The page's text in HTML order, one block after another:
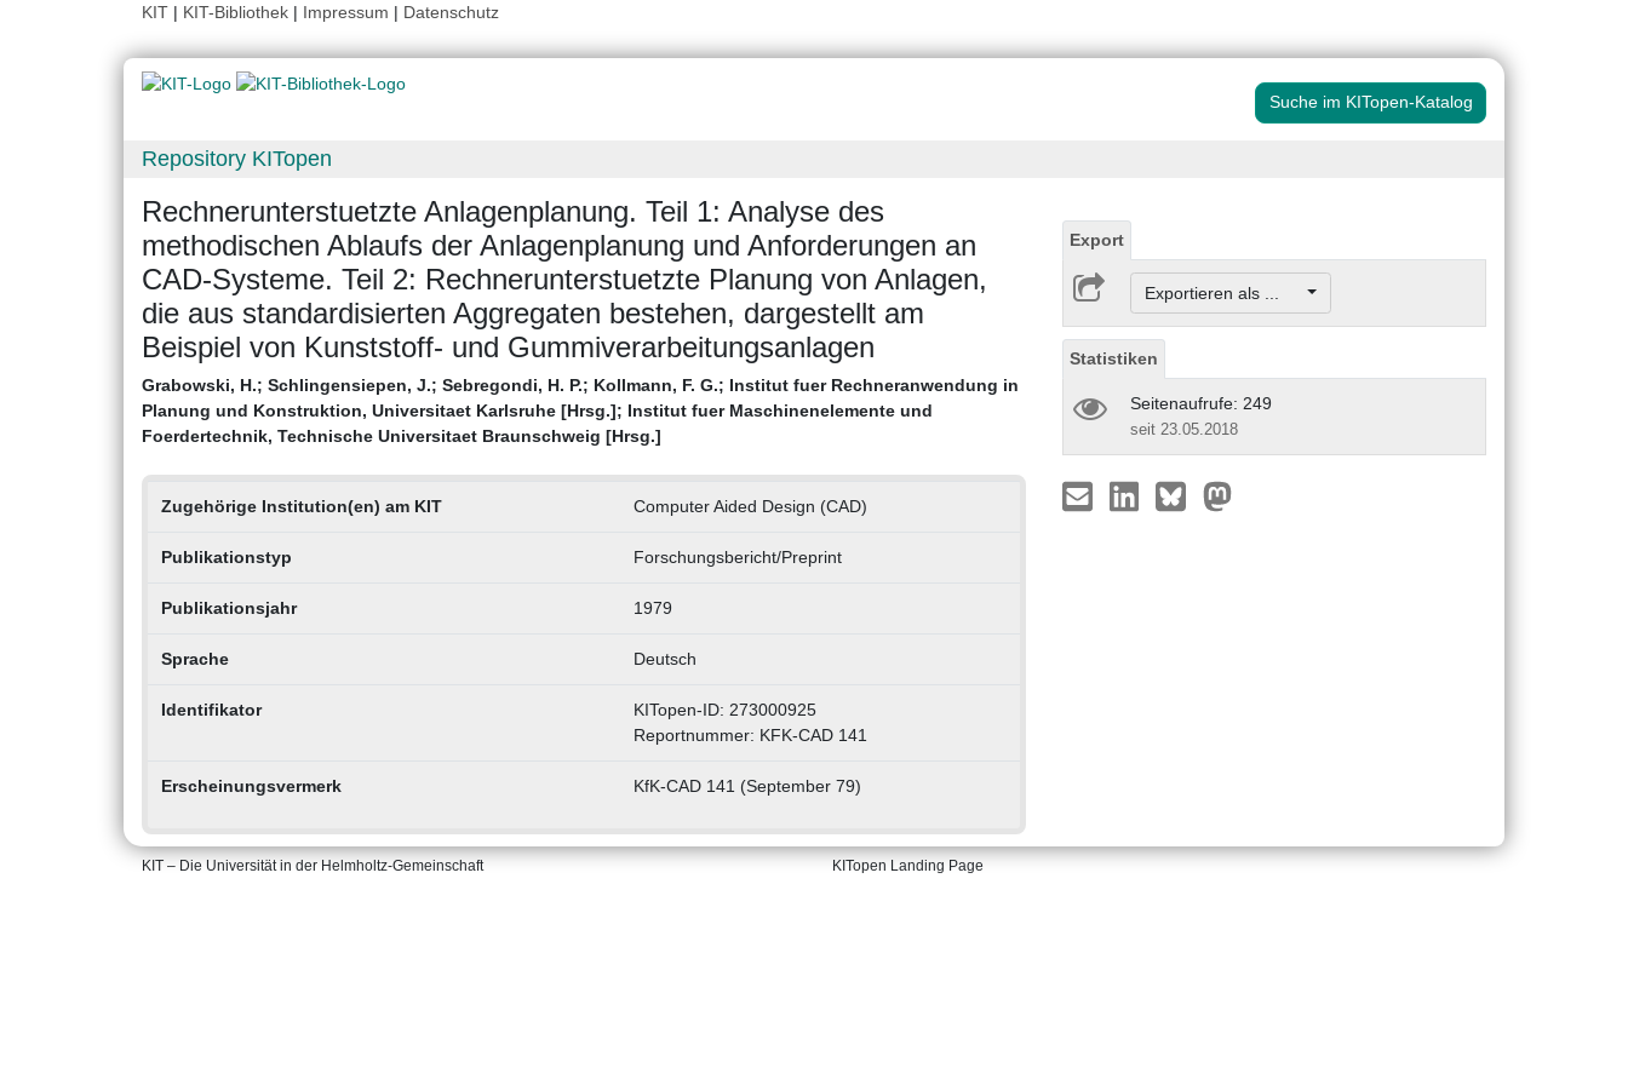
KIT | KIT-Bibliothek | Impressum | Datenschutz
Suche im KITopen-Katalog
Repository KITopen
Rechnerunterstuetzte Anlagenplanung. Teil 1: Analyse des
methodischen Ablaufs der Anlagenplanung und Anforderungen an
CAD-Systeme. Teil 2: Rechnerunterstuetzte Planung von Anlagen,
die aus standardisierten Aggregaten bestehen, dargestellt am
Beispiel von Kunststoff- und Gummiverarbeitungsanlagen
Grabowski, H.; Schlingensiepen, J.; Sebregondi, H. P.; Kollmann, F. G.; Institut fuer Rechneranwendung in
Planung und Konstruktion, Universitaet Karlsruhe [Hrsg.]; Institut fuer Maschinenelemente und
Foerdertechnik, Technische Universitaet Braunschweig [Hrsg.]
Zugehörige Institution(en) am KIT Computer Aided Design (CAD)
Publikationstyp Forschungsbericht/Preprint
Publikationsjahr 1979
Sprache Deutsch
Identifikator
KITopen-ID: 273000925
Reportnummer: KFK-CAD 141
Erscheinungsvermerk KfK-CAD 141 (September 79)
Export
Exportieren als ...
Statistiken
Seitenaufrufe: 249
seit 23.05.2018
KIT – Die Universität in der Helmholtz-Gemeinschaft KITopen Landing Page